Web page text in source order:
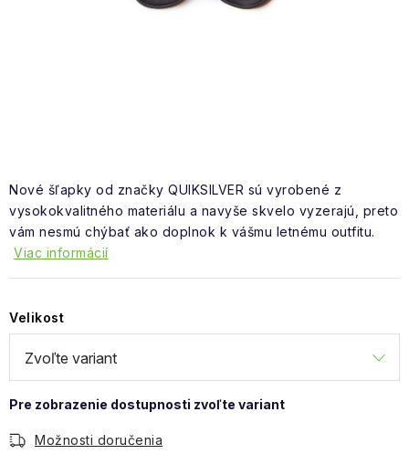
Nové šľapky od značky QUIKSILVER sú vyrobené z
vysokokvalitného materiálu a navyše skvelo vyzerajú, preto
vám nesmú chýbať ako doplnok k vášmu letnému outfitu.
Viac informácií
Velikost
Možnosti doručenia